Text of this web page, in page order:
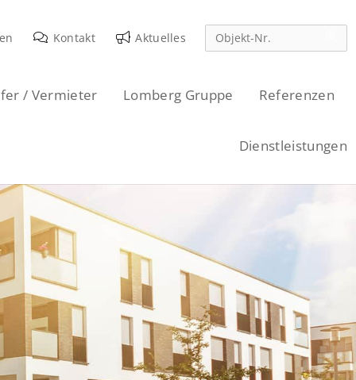
Kontakt Aktuelles
/ Vermieter Lomberg Gruppe Referenzen
Dienstleistungen